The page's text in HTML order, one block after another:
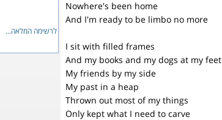
Nowhere's been home
And I'm ready to be limbo no more
I sit with filled frames
And my books and my dogs at my feet
My friends by my side
My past in a heap
Thrown out most of my things
Only kept what I need to carve
לרשימה המלאה...